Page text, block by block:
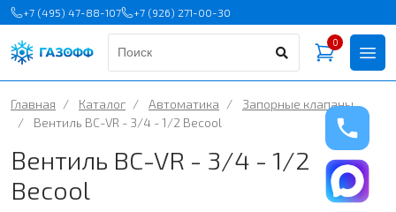
+7 (495) 47-88-107 +7 (926) 271-00-30
0
Главная / Каталог / Автоматика /
Запорные клапаны
/
Вентиль BC-VR - 3/4 - 1/2 Becool
Вентиль BC-VR - 3/4 - 1/2
Becool